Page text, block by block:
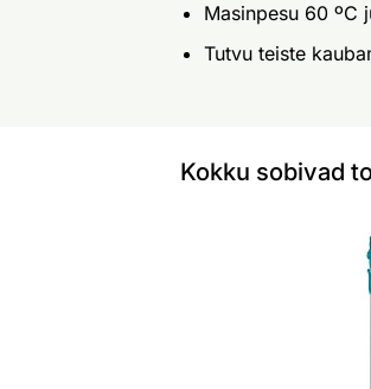
Masinpesu 60 ºC
Tutvu teiste
Kokku sobivad
Teleskoopvars